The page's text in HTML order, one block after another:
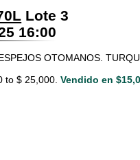
Lote 3
16:00
OTOMANOS.
to $ 25,000. Vendido en